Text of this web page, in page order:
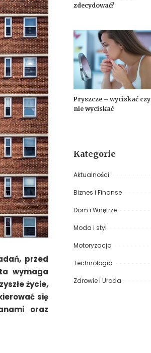
przed
wymaga
życie,
się
oraz
zdecydować?
Pryszcze – wyciskać czy
nie wyciskać
Kategorie
Aktualności
Biznes i Finanse
Dom i Wnętrze
Moda i styl
Motoryzacja
Technologia
Zdrowie i Uroda